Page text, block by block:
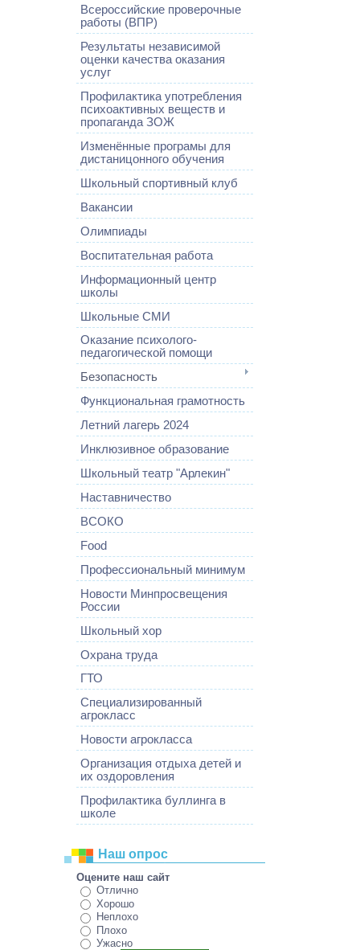
Всероссийские проверочные
работы (ВПР)
Результаты независимой
оценки качества оказания
услуг
Профилактика употребления
психоактивных веществ и
пропаганда ЗОЖ
Изменённые програмы для
дистаницонного обучения
Школьный спортивный клуб
Вакансии
Олимпиады
Воспитательная работа
Информационный центр
школы
Школьные СМИ
Оказание психолого-
педагогической помощи
Безопасность
Функциональная грамотность
Летний лагерь 2024
Инклюзивное образование
Школьный театр "Арлекин"
Наставничество
ВСОКО
Food
Профессиональный минимум
Новости Минпросвещения
России
Школьный хор
Охрана труда
ГТО
Специализированный
агрокласс
Новости агрокласса
Организация отдыха детей и
их оздоровления
Профилактика буллинга в
школе
Наш опрос
Оцените наш сайт
Отлично
Хорошо
Неплохо
Плохо
Ужасно